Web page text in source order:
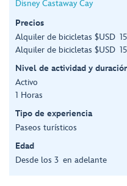
Disney Castaway Cay
Precios
Alquiler de bicicletas $USD
Alquiler de bicicletas $USD
Nivel de actividad y
Activo
1 Horas
Tipo de experiencia
Paseos turísticos
Edad
Desde los 3 en adelante